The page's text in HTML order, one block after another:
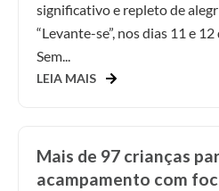
significativo e repleto de
“Levante-se”, nos dias 11 e
Sem...
LEIA MAIS
Mais de 97 crianças
acampamento com